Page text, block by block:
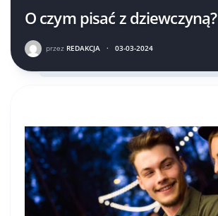
O czym pisać z dziewczyną?
przez REDAKCJA · 03-03-2024